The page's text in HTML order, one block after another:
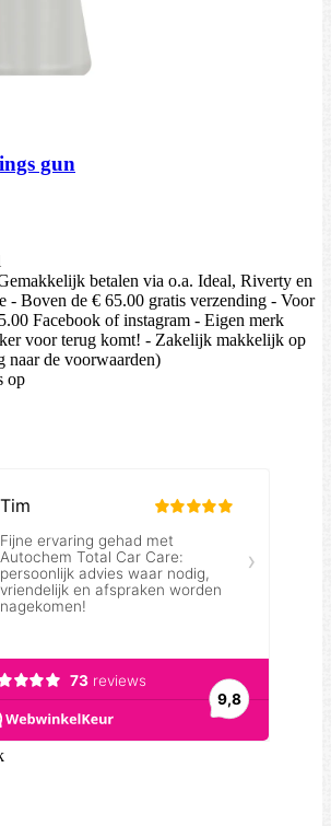
gun
betalen via o.a. Ideal, Riverty en
- Boven de € 65.00 gratis verzending - Voor
Facebook of instagram - Eigen merk
voor terug komt! - Zakelijk makkelijk op
naar de voorwaarden)
op